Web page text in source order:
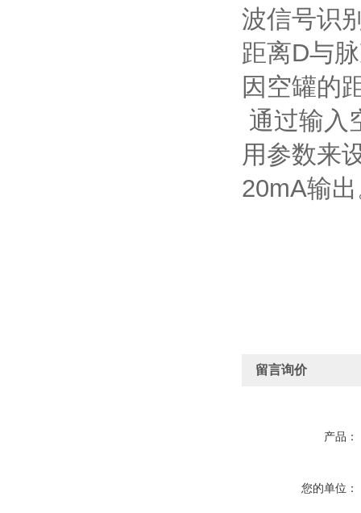
波信号识
距离D与
因空罐的
通过输入
用参数来
20mA输
留言询价
产品：
您的单位：